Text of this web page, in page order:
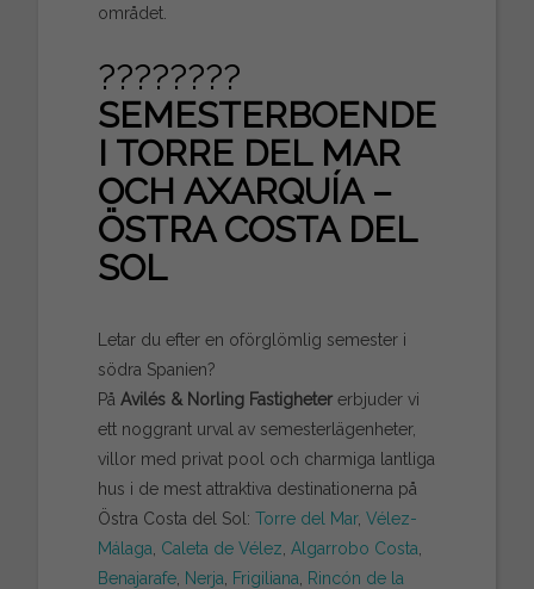
området.
????????
SEMESTERBOENDE
I TORRE DEL MAR
OCH AXARQUÍA –
ÖSTRA COSTA DEL
SOL
Letar du efter en oförglömlig semester i
södra Spanien?
På Avilés & Norling Fastighetererbjuder vi
ett noggrant urval av semesterlägenheter,
villor med privat pool och charmiga lantliga
hus i de mest attraktiva destinationerna på
Östra Costa del Sol: Torre del Mar, Vélez-
Málaga Caleta de Vélez Algarrobo Costa
Benajarafe, Nerja Frigiliana
Rincón de la